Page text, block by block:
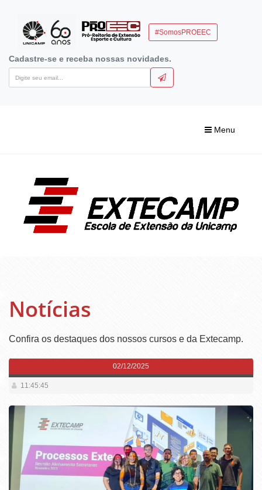
#SomosPROEEC
Cadastre-se e receba nossas novidades.
Menu
Notícias
Confira os destaques dos nossos cursos e da Extecamp.
02/12/2025
11:45:45